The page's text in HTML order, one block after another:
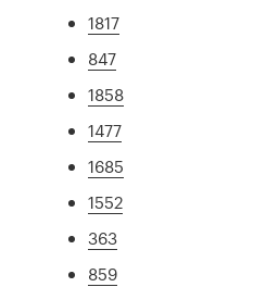
1817
847
1858
1477
1685
1552
363
859